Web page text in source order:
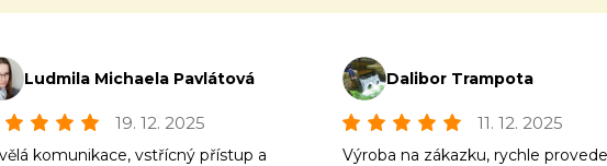
Ludmila Michaela Pavlátová
19. 12. 2025
komunikace, vstřícný přístup a
Dalibor Trampota
11. 12. 2025
Výroba na zákazku, rychle